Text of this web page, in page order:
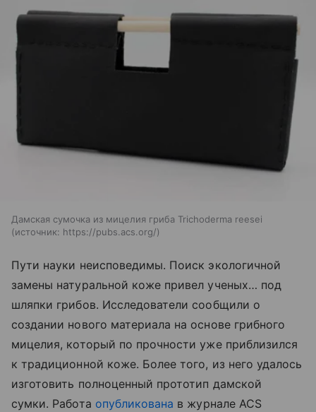
Дамская сумочка из мицелия гриба Trichoderma reesei
источник: https://pubs.acs.org/
Пути науки неисповедимы. Поиск экологичной
замены натуральной коже привел ученых… под
шляпки грибов. Исследователи сообщили о
создании нового материала на основе грибного
мицелия, который по прочности уже приблизился
к традиционной коже. Более того, из него удалось
изготовить полноценный прототип дамской
сумки. Работа опубликована в журнале ACS